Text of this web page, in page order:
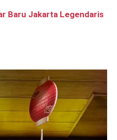
Baru Jakarta Legendaris